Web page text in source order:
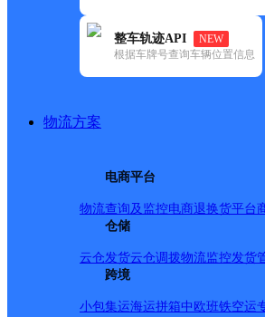
整车轨迹API
NEW
根据车牌号查询车辆位置信息
物流方案
电商平台
物流查询及监控电商退换货平台
仓储
云仓发货云仓调拨物流监控发货
跨境
小包集运海运拼箱中欧班铁空运
更新时间：2022-07-14
所属快递：中通快递
所属区域：内蒙古自治区-呼和浩特市
网点地址：毫沁营北路西华峰综合楼
网点负责人：